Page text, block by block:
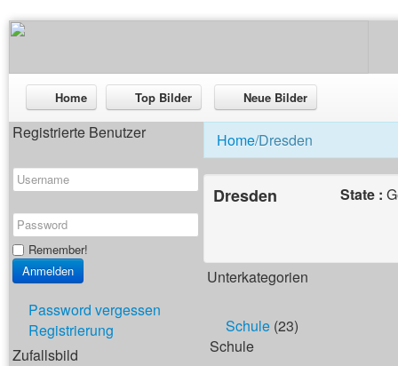
Home Top Bilder Neue Bilder
Registrierte Benutzer
Remember!
Password vergessen
Registrierung
Zufallsbild
Home/Dresden
Dresden State :
Unterkategorien
Schule (23)
Schule